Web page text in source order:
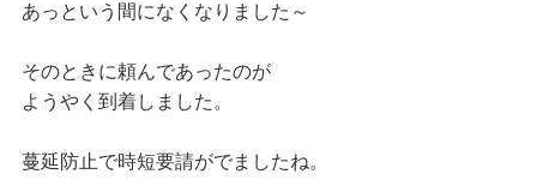
あっという間になくなりました～
そのときに頼んであったのが
ようやく到着しました。
蔓延防止で時短要請がでましたね。